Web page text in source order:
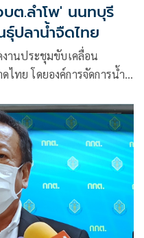
ต.ลำโพ' นนทบุรี
ธุ์ปลาน้ำจืดไทย
งานประชุมขับเคลื่อน
ไทย โดยองค์การจัดการน้ำ
ภารกิจสำคัญของกระทรวง